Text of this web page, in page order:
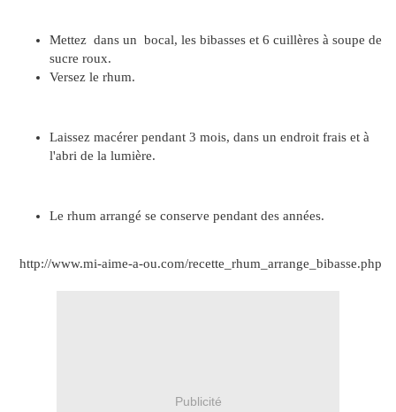
Mettez dans un bocal, les bibasses et 6 cuillères à soupe de
sucre roux.
Versez le rhum.
Laissez macérer pendant 3 mois, dans un endroit frais et à
l'abri de la lumière.
Le rhum arrangé se conserve pendant des années.
http://www.mi-aime-a-ou.com/recette_rhum_arrange_bibasse.php
Publicité